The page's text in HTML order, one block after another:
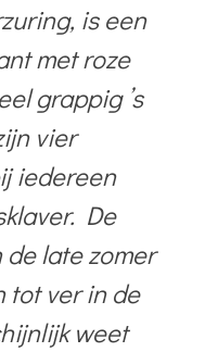
is een
met roze
grappig ’s
vier
iedereen
De
late zomer
tot ver in de
weet